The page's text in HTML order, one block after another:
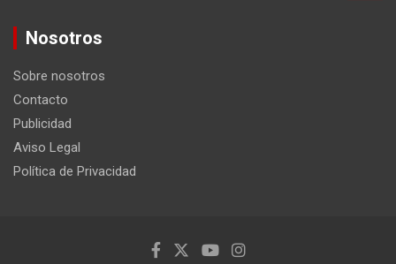
c
Nosotros
Sobre nosotros
Contacto
Publicidad
Aviso Legal
Política de Privacidad